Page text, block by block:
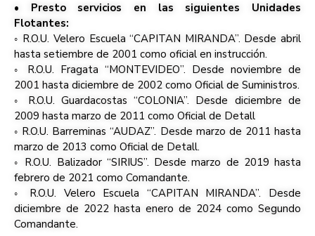
• Presto servicios en las siguientes Unidades
Flotantes:
◦ R.O.U. Velero Escuela “CAPITAN MIRANDA”. Desde abril
hasta setiembre de 2001 como oficial en instrucción.
◦ R.O.U. Fragata “MONTEVIDEO”. Desde noviembre de
2001 hasta diciembre de 2002 como Oficial de Suministros.
◦ R.O.U. Guardacostas “COLONIA”. Desde diciembre de
2009 hasta marzo de 2011 como Oficial de Detall
◦ R.O.U. Barreminas “AUDAZ”. Desde marzo de 2011 hasta
marzo de 2013 como Oficial de Detall.
◦ R.O.U. Balizador “SIRIUS”. Desde marzo de 2019 hasta
febrero de 2021 como Comandante.
◦ R.O.U. Velero Escuela “CAPITAN MIRANDA”. Desde
diciembre de 2022 hasta enero de 2024 como Segundo
Comandante.